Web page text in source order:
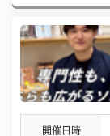
開催日時